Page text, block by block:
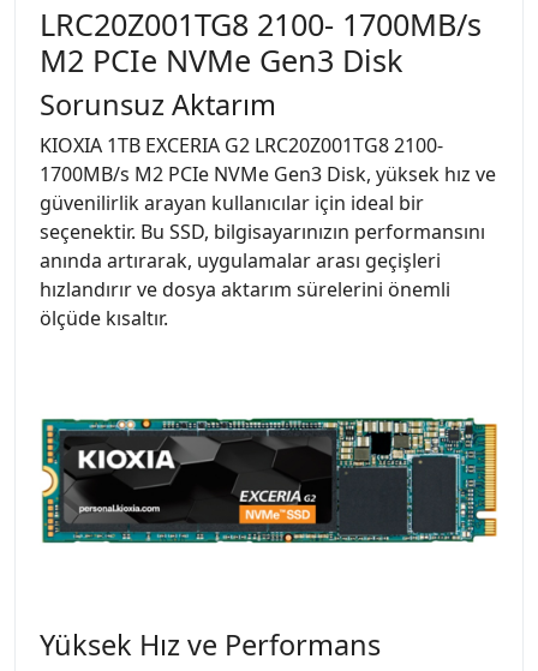
LRC20Z001TG8 2100- 1700MB/s
M2 PCIe NVMe Gen3 Disk
Sorunsuz Aktarım
KIOXIA 1TB EXCERIA G2 LRC20Z001TG8 2100-
1700MB/s M2 PCIe NVMe Gen3 Disk, yüksek hız ve
güvenilirlik arayan kullanıcılar için ideal bir
seçenektir. Bu SSD, bilgisayarınızın performansını
anında artırarak, uygulamalar arası geçişleri
hızlandırır ve dosya aktarım sürelerini önemli
ölçüde kısaltır.
Yüksek Hız ve Performans